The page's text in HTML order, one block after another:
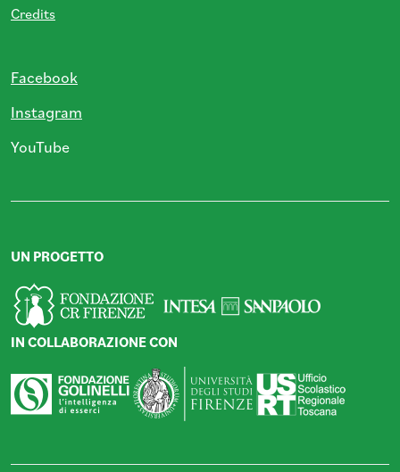
Credits
Facebook
Instagram
YouTube
UN PROGETTO
IN COLLABORAZIONE CON